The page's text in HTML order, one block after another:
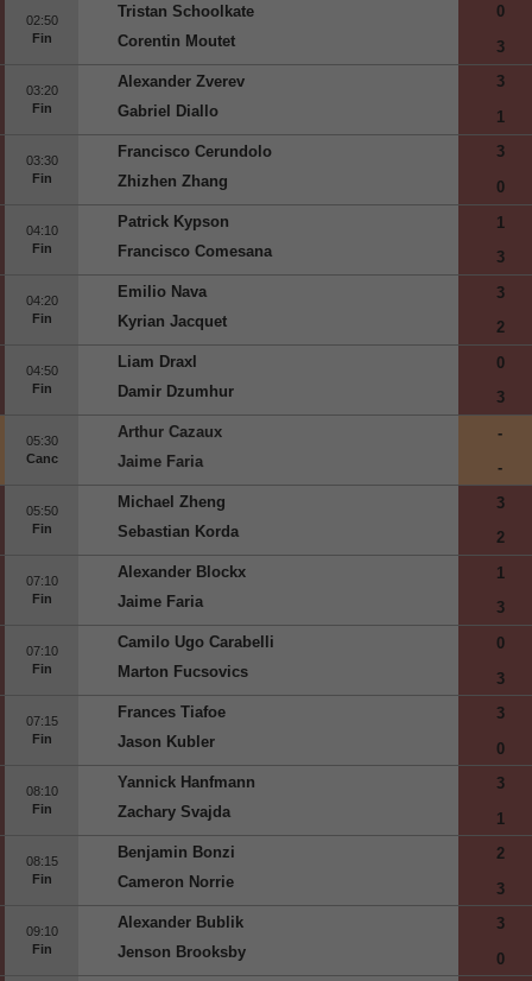
02:50
Fin
Tristan Schoolkate
Corentin Moutet
0
3
03:20
Fin
Alexander Zverev
Gabriel Diallo
3
1
03:30
Fin
Francisco Cerundolo
Zhizhen Zhang
3
0
04:10
Fin
Patrick Kypson
Francisco Comesana
1
3
04:20
Fin
Emilio Nava
Kyrian Jacquet
3
2
04:50
Fin
Liam Draxl
Damir Dzumhur
0
3
05:30
Canc
Arthur Cazaux
Jaime Faria
-
-
05:50
Fin
Michael Zheng
Sebastian Korda
3
2
07:10
Fin
Alexander Blockx
Jaime Faria
1
3
07:10
Fin
Camilo Ugo Carabelli
Marton Fucsovics
0
3
07:15
Fin
Frances Tiafoe
Jason Kubler
3
0
08:10
Fin
Yannick Hanfmann
Zachary Svajda
3
1
08:15
Fin
Benjamin Bonzi
Cameron Norrie
2
3
09:10
Fin
Alexander Bublik
Jenson Brooksby
3
0